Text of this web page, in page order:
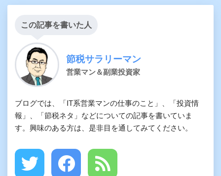
この記事を書いた人
節税サラリーマン
営業マン＆副業投資家
ブログでは、「IT系営業マンの仕事のこと」、「投資情
報」、「節税ネタ」などについての記事を書いていま
す。興味のある方は、是非目を通してみてください。